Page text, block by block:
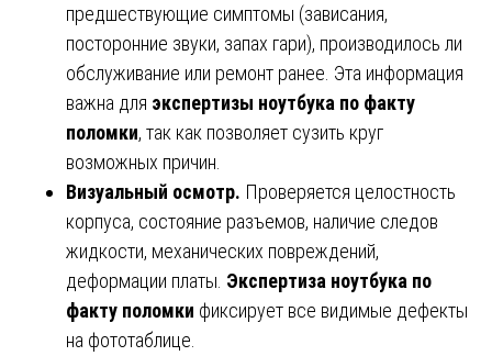
предшествующие симптомы (зависания,
посторонние звуки, запах гари), производилось ли
обслуживание или ремонт ранее. Эта информация
важна для экспертизы ноутбука по факту
поломки, так как позволяет сузить круг
возможных причин.
Визуальный осмотр. Проверяется целостность
корпуса, состояние разъемов, наличие следов
жидкости, механических повреждений,
деформации платы. Экспертиза ноутбука по
факту поломки фиксирует все видимые дефекты
на фототаблице.